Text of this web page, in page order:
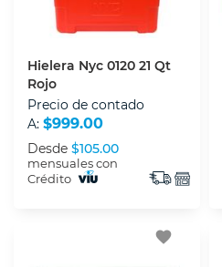
Hielera Nyc 0120 21 Qt
Rojo
Precio de contado
A: $999.00
Desde $105.00
mensuales con
Crédito
favorite